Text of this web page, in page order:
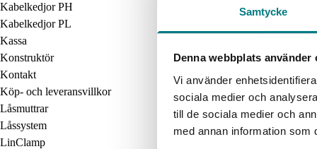
Samtycke
Denna webbplats använder
Vi använder
sociala medier och
till de sociala medier och
med annan information som
Kabelkedjor PH
Kabelkedjor PL
Kassa
Konstruktör
Kontakt
Köp- och leveransvillkor
Låsmuttrar
Låssystem
LinClamp